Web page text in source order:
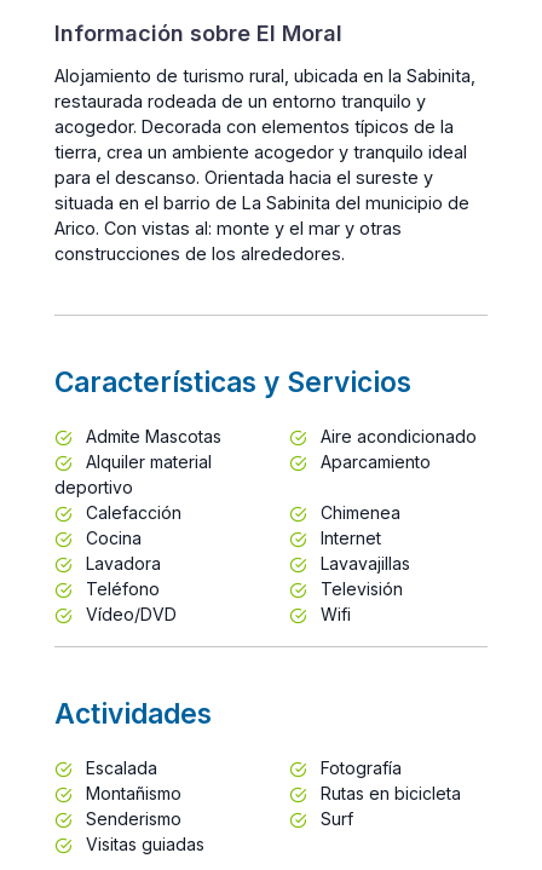
Información sobre El Moral
Alojamiento de turismo rural, ubicada en la Sabinita,
restaurada rodeada de un entorno tranquilo y
acogedor. Decorada con elementos típicos de la
tierra, crea un ambiente acogedor y tranquilo ideal
para el descanso. Orientada hacia el sureste y
situada en el barrio de La Sabinita del municipio de
Arico. Con vistas al: monte y el mar y otras
construcciones de los alrededores.
Características y Servicios
Admite Mascotas
Aire acondicionado
Alquiler material
deportivo
Aparcamiento
Calefacción
Chimenea
Cocina
Internet
Lavadora
Lavavajillas
Teléfono
Televisión
Vídeo/DVD
Wifi
Actividades
Escalada
Fotografía
Montañismo
Rutas en bicicleta
Senderismo
Surf
Visitas guiadas